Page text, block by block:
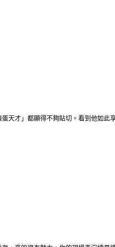
天才」都顯得不夠貼切。看到他如此